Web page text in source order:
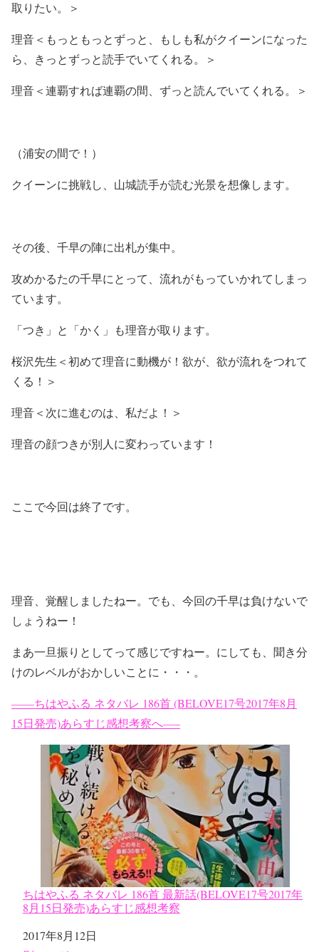
取りたい。＞
理音＜もっともっとずっと、もしも私がクイーンになった
ら、きっとずっと読手でいてくれる。＞
理音＜連覇すれば連覇の間、ずっと読んでいてくれる。＞
（浦安の間で！）
クイーンに挑戦し、山城読手が読む光景を想像します。
その後、千早の陣に出札が集中。
攻めかるたの千早にとって、流れがもっていかれてしまっ
ています。
「つき」と「かく」も理音が取ります。
桜沢先生＜初めて理音に動機が！欲が、欲が流れをつれて
くる！＞
理音＜次に進むのは、私だよ！＞
理音の顔つきが別人に変わっています！
ここで今回は終了です。
理音、覚醒しましたねー。でも、今回の千早は負けないで
しょうねー！
まあ一旦振りとしてって感じですねー。にしても、聞き分
けのレベルがおかしいことに・・・。
——ちはやふる ネタバレ 186首 (BELOVE17号2017年8月
15日発売)あらすじ感想考察へ—–
ちはやふる ネタバレ 186首 最新話(BELOVE17号2017年
8月15日発売)あらすじ感想考察
日付
2017年8月12日